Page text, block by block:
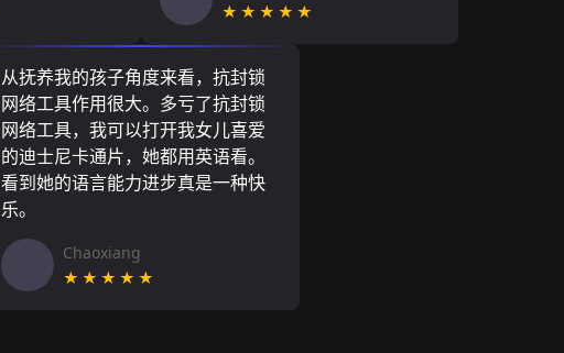
★★★★★
从抚养我的孩子角度来看，抗封锁
网络工具作用很大。多亏了抗封锁
网络工具，我可以打开我女儿喜爱
的迪士尼卡通片，她都用英语看。
看到她的语言能力进步真是一种快
乐。
Chaoxiang
★★★★★